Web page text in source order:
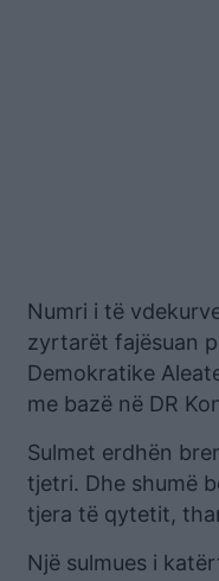
Numri i të
zyrtarët fajësuan
Demokratike
me bazë në DR
Sulmet erdhën
tjetri. Dhe shumë
tjera të qytetit,
Një sulmues i